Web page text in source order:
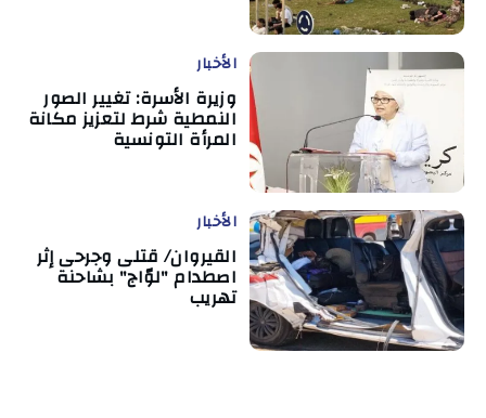
الأخبار
وزيرة الأسرة: تغيير الصور
النمطية شرط لتعزيز مكانة
المرأة التونسية
الأخبار
القيروان/ قتلى وجرحى إثر
اصطدام "لوّاج" بشاحنة
تهريب